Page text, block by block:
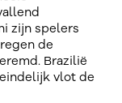
zijn spelers
de
Brazilië
vlot de